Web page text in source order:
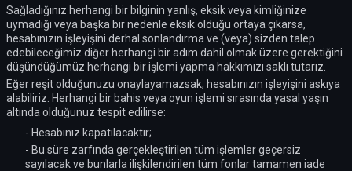
Sağladığınız herhangi bir bilginin yanlış, eksik veya kimliğinize
uymadığı veya başka bir nedenle eksik olduğu ortaya çıkarsa,
hesabınızın işleyişini derhal sonlandırma ve (veya) sizden talep
edebileceğimiz diğer herhangi bir adım dahil olmak üzere gerektiğini
düşündüğümüz herhangi bir işlemi yapma hakkımızı saklı tutarız.
Eğer reşit olduğunuzu onaylayamazsak, hesabınızın işleyişini askıya
alabiliriz. Herhangi bir bahis veya oyun işlemi sırasında yasal yaşın
altında olduğunuz tespit edilirse:
- Hesabınız kapatılacaktır;
- Bu süre zarfında gerçekleştirilen tüm işlemler geçersiz
sayılacak ve bunlarla ilişkilendirilen tüm fonlar tamamen iade